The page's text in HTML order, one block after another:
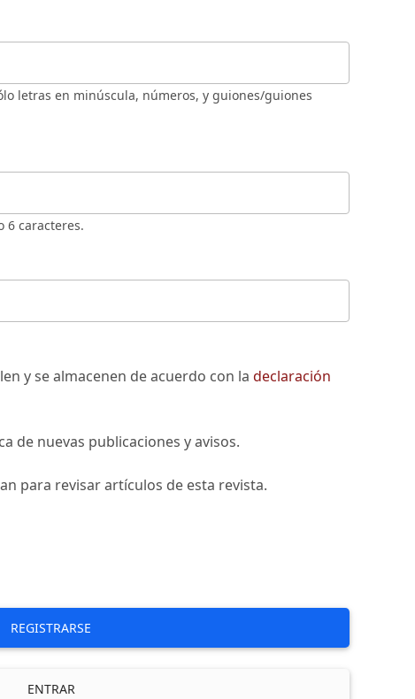
6 caracteres.
y se almacenen de acuerdo con la declaración
de nuevas publicaciones y avisos.
para revisar artículos de esta revista.
REGISTRARSE
ENTRAR